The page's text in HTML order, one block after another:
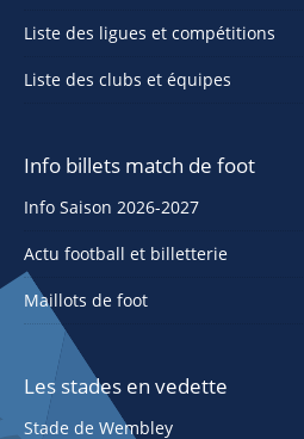
Liste des ligues et compétitions
Liste des clubs et équipes
Info billets match de foot
Info Saison 2026-2027
Actu football et billetterie
Maillots de foot
Les stades en vedette
Stade de Wembley